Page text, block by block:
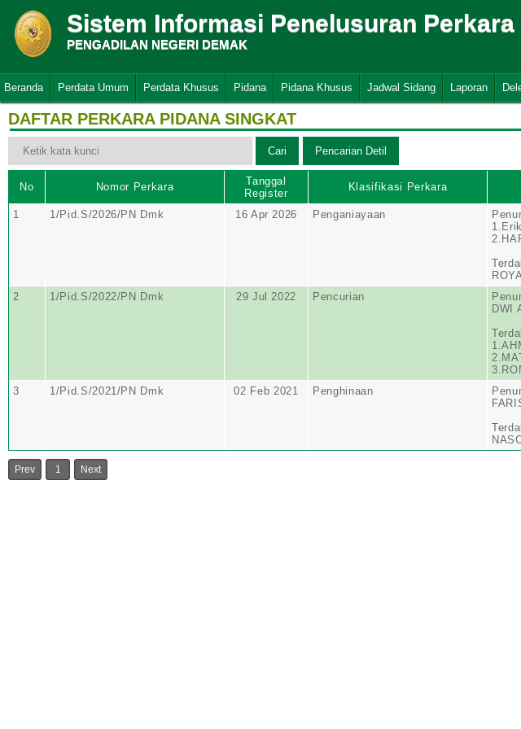
Sistem Informasi Penelusuran Perkara
PENGADILAN NEGERI DEMAK
Beranda Perdata Umum Perdata Khusus Pidana Pidana Khusus Jadwal Sidang Laporan
DAFTAR PERKARA PIDANA SINGKAT
No Nomor Perkara
Tanggal
Register
Klasifikasi Perkara
1 1/Pid.S/2026/PN Dmk 16 Apr 2026 Penganiayaan
2 1/Pid.S/2022/PN Dmk 29 Jul 2022 Pencurian
DWI
3 1/Pid.S/2021/PN Dmk 02 Feb 2021 Penghinaan
Prev 1 Next